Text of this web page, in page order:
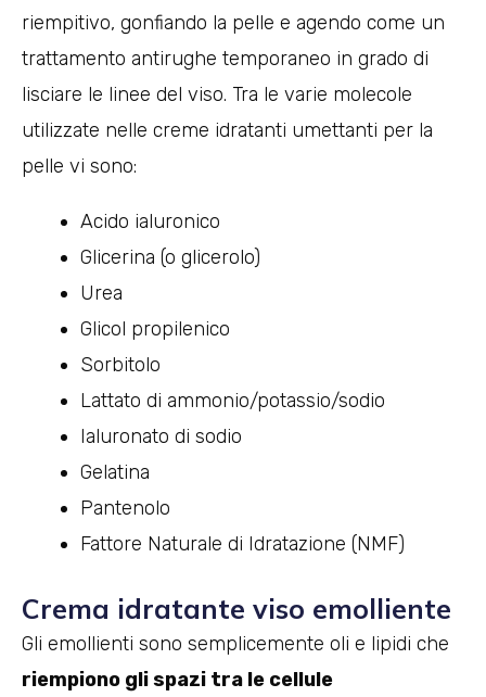
riempitivo, gonfiando la pelle e agendo come un
trattamento antirughe temporaneo in grado di
lisciare le linee del viso. Tra le varie molecole
utilizzate nelle creme idratanti umettanti per la
pelle vi sono:
Acido ialuronico
Glicerina (o glicerolo)
Urea
Glicol propilenico
Sorbitolo
Lattato di ammonio/potassio/sodio
Ialuronato di sodio
Gelatina
Pantenolo
Fattore Naturale di Idratazione (NMF)
Crema idratante viso emolliente
Gli emollienti sono semplicemente oli e lipidi che
riempiono gli spazi tra le cellule